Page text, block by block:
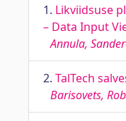
1. Likviidsuse
– Data Input
Annula,
2. TalTech
Barisovets,